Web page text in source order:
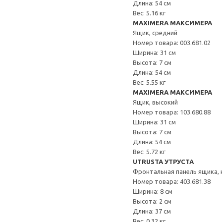
Длина: 54 см
Вес: 5.16 кг
MAXIMERA МАКСИМЕРА
Ящик, средний
Номер товара: 003.681.02
Ширина: 31 см
Высота: 7 см
Длина: 54 см
Вес: 5.55 кг
MAXIMERA МАКСИМЕРА
Ящик, высокий
Номер товара: 103.680.88
Ширина: 31 см
Высота: 7 см
Длина: 54 см
Вес: 5.72 кг
UTRUSTA УТРУСТА
Фронтальная панель ящика,
Номер товара: 403.681.38
Ширина: 8 см
Высота: 2 см
Длина: 37 см